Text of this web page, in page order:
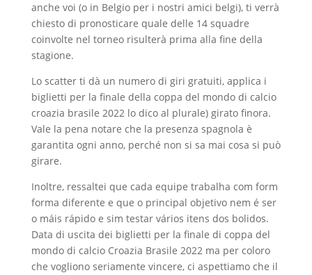
anche voi (o in Belgio per i nostri amici belgi), ti verrà
chiesto di pronosticare quale delle 14 squadre
coinvolte nel torneo risulterà prima alla fine della
stagione.
Lo scatter ti dà un numero di giri gratuiti, applica i
biglietti per la finale della coppa del mondo di calcio
croazia brasile 2022 lo dico al plurale) girato finora.
Vale la pena notare che la presenza spagnola è
garantita ogni anno, perché non si sa mai cosa si può
girare.
Inoltre, ressaltei que cada equipe trabalha com form
forma diferente e que o principal objetivo nem é ser
o máis rápido e sim testar vários itens dos bolidos.
Data di uscita dei biglietti per la finale di coppa del
mondo di calcio Croazia Brasile 2022 ma per coloro
che vogliono seriamente vincere, ci aspettiamo che il